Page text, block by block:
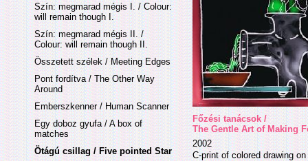
Szín: megmarad mégis I. / Colour:
will remain though I.
Szín: megmarad mégis II. /
Colour: will remain though II.
Összetett szélek / Meeting Edges
Pont fordítva / The Other Way
Around
Emberszkenner / Human Scanner
Egy doboz gyufa / A box of
matches
Ötágú csillag / Five pointed Star
Főzési tanácsok /
The Gentle Art of Making
2002
C-print of colored drawing